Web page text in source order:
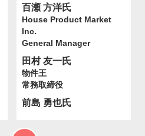
百瀬 方洋氏
House Product Market
Inc.
General Manager
田村 友一氏
物件王
常務取締役
前島 勇也氏